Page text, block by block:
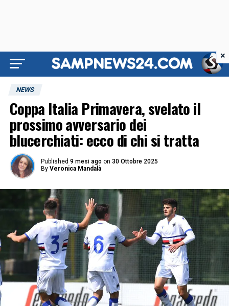
NEWS
Coppa Italia Primavera, svelato il
prossimo avversario dei
blucerchiati: ecco di chi si tratta
Published 9 mesi ago on 30 Ottobre 2025
By Veronica Mandalà
×